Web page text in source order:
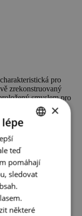
pro
zrekonstruovaný
smyslem pro
GERMAN
×
lépe
teď
pomáhají
sledovat
některé